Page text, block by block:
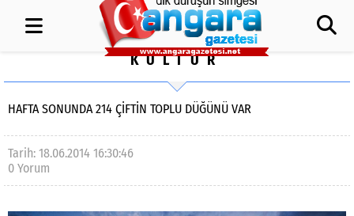
KÜLTÜR
HAFTA SONUNDA 214 ÇIFTIN TOPLU DÜĞÜNÜ VAR
Tarih: 18.06.2014 16:30:46
0 Yorum